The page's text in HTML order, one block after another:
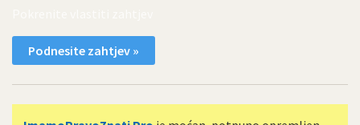
Podnesite zahtjev »